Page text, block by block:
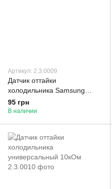
Артикул: 2.3.0009
Датчик оттайки
холодильника Samsung
DA32-00006L 5кОм
95 грн
В наличии